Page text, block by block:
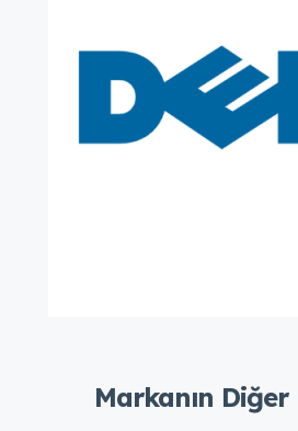
Markanın